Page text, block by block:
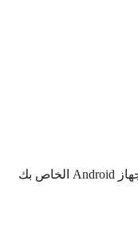
قم بتحميل ReiBoot for Android وتوصيل جهاز Android الخاص بك